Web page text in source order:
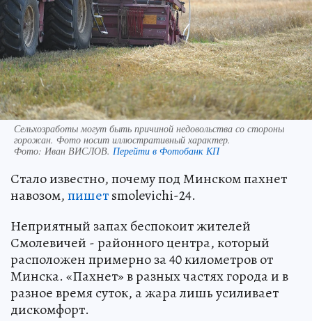
Сельхозработы могут быть причиной недовольства со стороны
горожан. Фото носит иллюстративный характер.
Фото: Иван ВИСЛОВ. Перейти в Фотобанк КП
Стало известно, почему под Минском пахнет
навозом,пишетsmolevichi-24.
Неприятный запах беспокоит жителей
Смолевичей - районного центра, который
расположен примерно за 40 километров от
Минска. «Пахнет» в разных частях города и в
разное время суток, а жара лишь усиливает
дискомфорт.